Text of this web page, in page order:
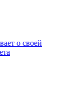
о своей